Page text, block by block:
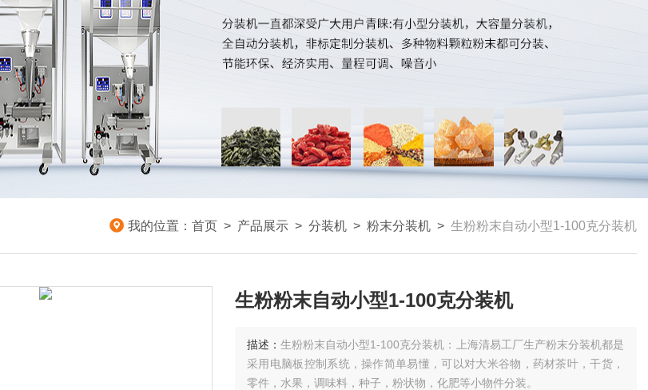
我的位置： 首页 > 产品展示 > 分装机 > 粉末分装机 > 生粉粉末自动小型1-100克分装机
生粉粉末自动小型1-100克分装机
描述：生粉粉末自动小型1-100克分装机：上海清易工厂生产粉末分装机都是
采用电脑板控制系统，操作简单易懂，可以对大米谷物，药材茶叶，干货，
零件，水果，调味料，种子，粉状物，化肥等小物件分装。